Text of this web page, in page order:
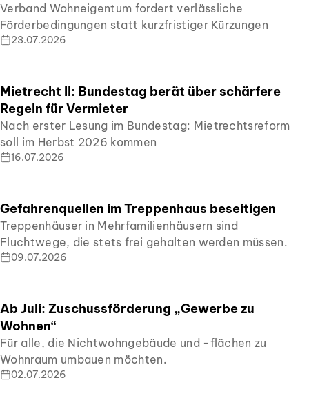
Verband Wohneigentum fordert verlässliche
Förderbedingungen statt kurzfristiger Kürzungen
23.07.2026
Mietrecht II: Bundestag berät über schärfere
Regeln für Vermieter
Nach erster Lesung im Bundestag: Mietrechtsreform
soll im Herbst 2026 kommen
16.07.2026
Gefahrenquellen im Treppenhaus beseitigen
Treppenhäuser in Mehrfamilienhäusern sind
Fluchtwege, die stets frei gehalten werden müssen.
09.07.2026
Ab Juli: Zuschussförderung „Gewerbe zu
Wohnen“
Für alle, die Nichtwohngebäude und -flächen zu
Wohnraum umbauen möchten.
02.07.2026